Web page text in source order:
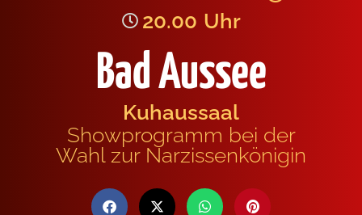
20.00 Uhr
Bad Aussee
Kuhaussaal
Showprogramm bei der
Wahl zur Narzissenkönigin